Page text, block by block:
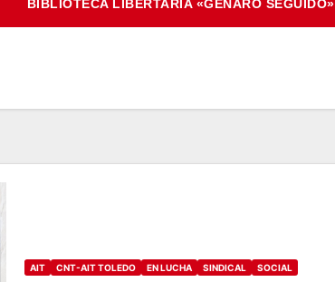
BIBLIOTECA LIBERTARIA «GENARO SEGUIDO»
AIT CNT-AIT TOLEDO EN LUCHA SINDICAL SOCIAL